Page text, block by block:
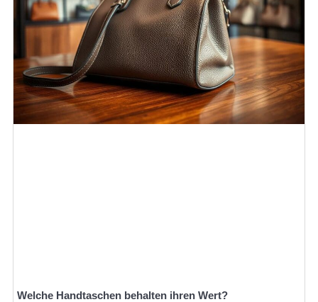
Welche Handtaschen behalten ihren Wert?